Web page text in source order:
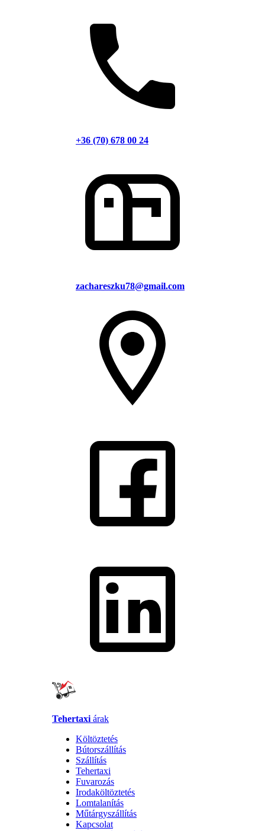
+36 (70) 678 00 24
zachareszku78@gmail.com
Tehertaxi árak
Költöztetés
Bútorszállítás
Szállítás
Tehertaxi
Fuvarozás
Irodaköltöztetés
Lomtalanítás
Műtárgyszállítás
Kapcsolat